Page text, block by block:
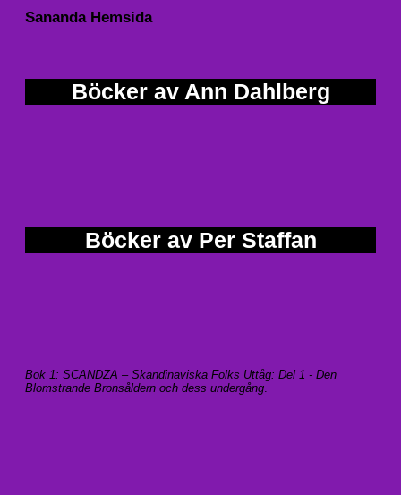
Sananda Hemsida
Böcker av Ann Dahlberg
Böcker av Per Staffan
Bok 1: SCANDZA – Skandinaviska Folks Uttåg: Del 1 - Den
Blomstrande Bronsåldern och dess undergång